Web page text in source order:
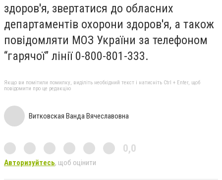
здоров'я, звертатися до обласних
департаментів охорони здоров'я, а також
повідомляти МОЗ України за телефоном
“гарячої” лінії 0-800-801-333.
Якщо ви помітили помилку, виділіть необхідний текст і натисніть Ctrl + Enter, щоб
повідомити про це редакцію
Витковская Ванда Вячеславовна
0,0
Авторизуйтесь, щоб оцінити